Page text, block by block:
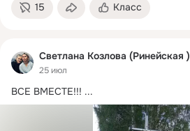
15 Класс
Светлана Козлова (Ринейская )
25 июл
ВСЕ ВМЕСТЕ!!! ...